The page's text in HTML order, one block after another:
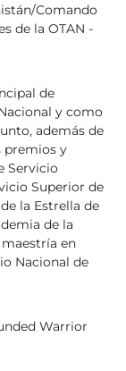
Comando
de la OTAN -
de
y como
además de
premios y
Servicio
Superior de
la Estrella de
de la
maestría en
Nacional de
Warrior